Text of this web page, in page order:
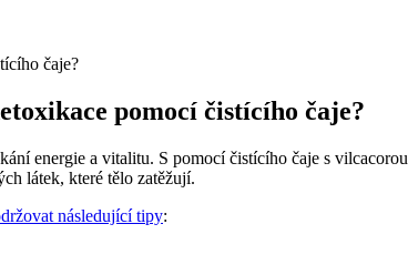
pomocí čistícího čaje?
energie a vitalitu. S pomocí čistícího čaje s
látek, které tělo zatěžují.
následující tipy: